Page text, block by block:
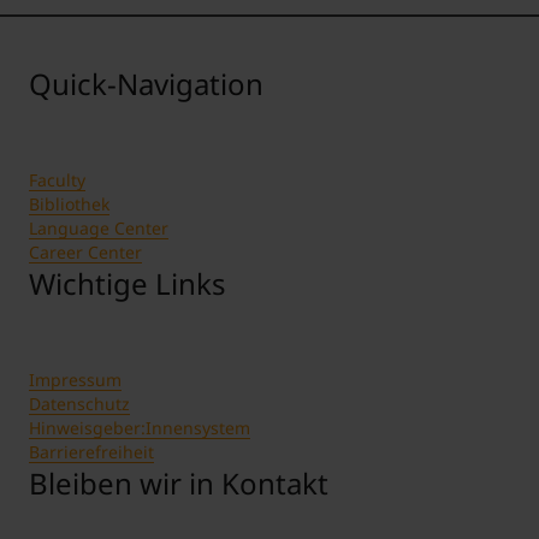
Quick-Navigation
Faculty
Bibliothek
Language Center
Career Center
Wichtige Links
Impressum
Datenschutz
Hinweisgeber:Innensystem
Barrierefreiheit
Bleiben wir in Kontakt